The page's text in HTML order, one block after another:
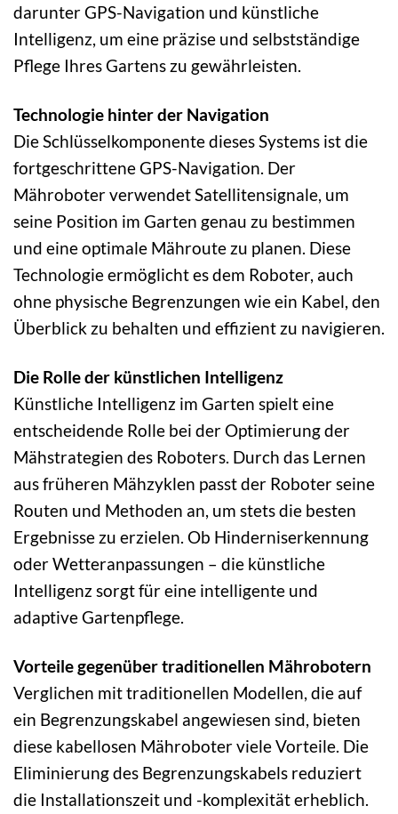
darunter GPS-Navigation und künstliche
Intelligenz, um eine präzise und selbstständige
Pflege Ihres Gartens zu gewährleisten.
Technologie hinter der Navigation
Die Schlüsselkomponente dieses Systems ist die
fortgeschrittene GPS-Navigation. Der
Mähroboter verwendet Satellitensignale, um
seine Position im Garten genau zu bestimmen
und eine optimale Mähroute zu planen. Diese
Technologie ermöglicht es dem Roboter, auch
ohne physische Begrenzungen wie ein Kabel, den
Überblick zu behalten und effizient zu navigieren.
Die Rolle der künstlichen Intelligenz
Künstliche Intelligenz im Garten spielt eine
entscheidende Rolle bei der Optimierung der
Mähstrategien des Roboters. Durch das Lernen
aus früheren Mähzyklen passt der Roboter seine
Routen und Methoden an, um stets die besten
Ergebnisse zu erzielen. Ob Hinderniserkennung
oder Wetteranpassungen – die künstliche
Intelligenz sorgt für eine intelligente und
adaptive Gartenpflege.
Vorteile gegenüber traditionellen Mährobotern
Verglichen mit traditionellen Modellen, die auf
ein Begrenzungskabel angewiesen sind, bieten
diese kabellosen Mähroboter viele Vorteile. Die
Eliminierung des Begrenzungskabels reduziert
die Installationszeit und -komplexität erheblich.